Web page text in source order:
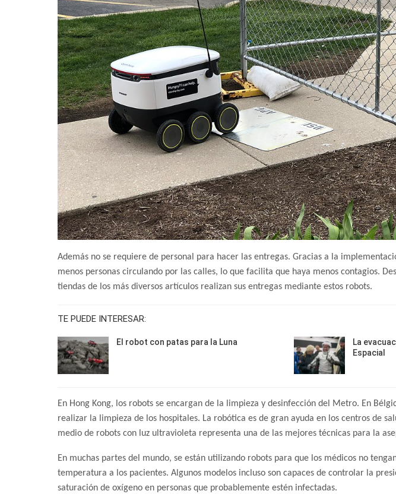
Además no se requiere de personal para hacer las entregas. Gracias a la
menos personas circulando por las calles, lo que facilita que haya menos contagios.
tiendas de los más diversos artículos realizan sus entregas mediante estos robots.
TE PUEDE INTERESAR:
El robot con patas para la Luna
La
Espacial
En Hong Kong, los robots se encargan de la limpieza y desinfección del Metro. En
realizar la limpieza de los hospitales. La robótica es de gran ayuda en los centros de
medio de robots con luz ultravioleta representa una de las mejores técnicas para la
En muchas partes del mundo, se están utilizando robots para que los médicos no
temperatura a los pacientes. Algunos modelos incluso son capaces de controlar la
saturación de oxígeno en personas que probablemente estén infectadas.